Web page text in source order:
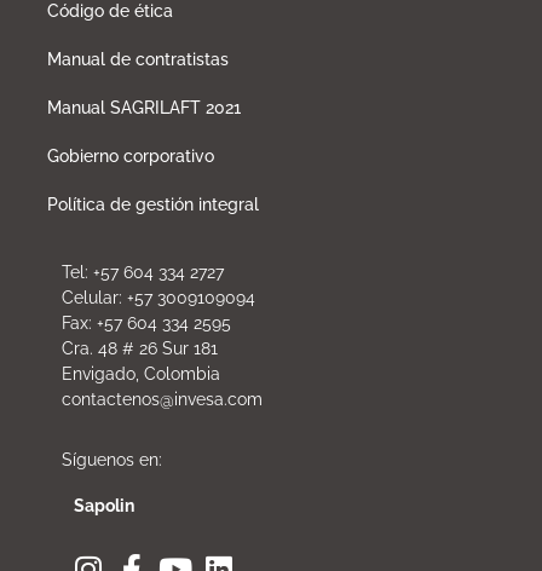
Código de ética
Manual de contratistas
Manual SAGRILAFT 2021
Gobierno corporativo
Política de gestión integral
Tel: +57 604 334 2727
Celular: +57 3009109094
Fax: +57 604 334 2595
Cra. 48 # 26 Sur 181
Envigado, Colombia
contactenos@invesa.com
Síguenos en:
Sapolin